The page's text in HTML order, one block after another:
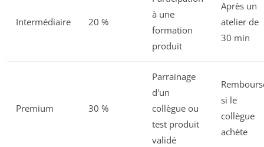
Intermédiaire 20 %
à une
formation
produit
Après un
atelier de
30 min
Premium 30 %
Parrainage
d'un
collègue ou
test produit
validé
si le
collègue
achète